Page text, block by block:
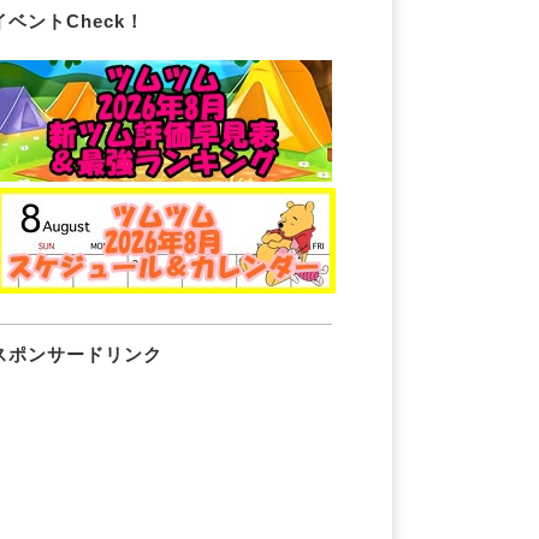
ベントCheck！
ポンサードリンク